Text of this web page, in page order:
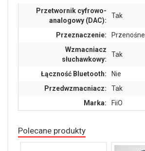
Przetwornik cyfrowo-
analogowy (DAC):
Tak
Przeznaczenie:
Przenośne
Wzmacniacz
słuchawkowy:
Tak
Łączność Bluetooth:
Nie
Przedwzmacniacz:
Tak
Marka:
FiiO
Polecane produkty